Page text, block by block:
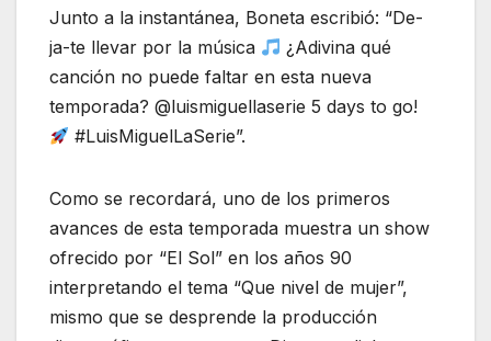
Junto a la instantánea, Boneta escribió: “De-
ja-te llevar por la música
¿Adivina qué
canción no puede faltar en esta nueva
temporada? @luismiguellaserie 5 days to go!
#LuisMiguelLaSerie”.
Como se recordará, uno de los primeros
avances de esta temporada muestra un show
ofrecido por “El Sol” en los años 90
interpretando el tema “Que nivel de mujer”,
mismo que se desprende la producción